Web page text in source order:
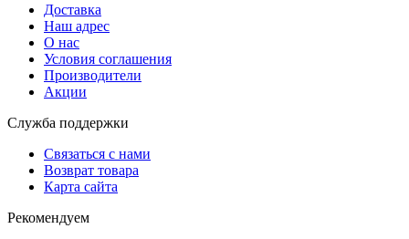
Доставка
Наш адрес
О нас
Условия соглашения
Производители
Акции
Служба поддержки
Связаться с нами
Возврат товара
Карта сайта
Рекомендуем